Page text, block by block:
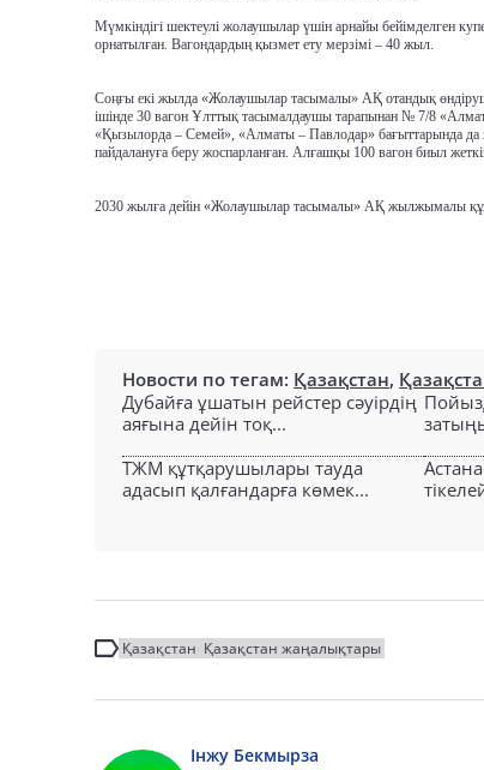
Мүмкіндігі шектеулі жолаушылар үшін арнайы бейімделген
орнатылған. Вагондардыңқызмет ету мерзімі – 40 жыл.
Соңғы екі жылда «Жолаушылар тасымалы» АҚ отандық
ішінде 30 вагон Ұлттық тасымалдаушы тарапынан № 7/8
«Қызылорда – Семей», «Алматы – Павлодар» бағыттарында
пайдалануға беру жоспарланған. Алғашқы 100 вагон биыл
2030 жылға дейін «Жолаушылар тасымалы» АҚ жылжымалы
Новости по тегам: Қазақстан,
Дубайға ұшатын рейстер сәуірдің
аяғына дейін тоқ...
ТЖМ құтқарушылары тауда
адасып қалғандарға көмек...
Қазақстан Қазақстан жаңалықтары
Інжу Бекмырза